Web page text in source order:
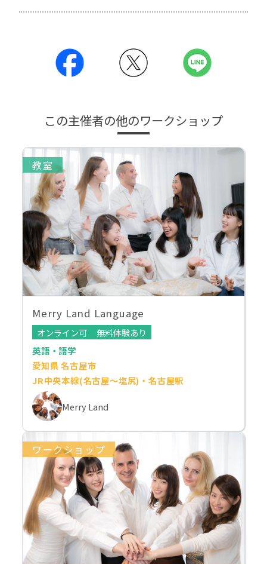
この主催者の他のワークショップ
教室
Merry Land Language
オンライン可
無料体験あり
英語・語学
愛知県 名古屋市
JR中央本線(名古屋～塩尻)・名古屋駅
Merry Land
ワークショップ